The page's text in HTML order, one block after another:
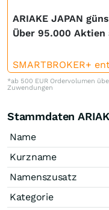
ARIAKE JAPAN
Über 95.000 Aktien
SMARTBROKER+
*ab 500 EUR Ordervolumen
Zuwendungen
Stammdaten
Name
Kurzname
Namenszusatz
Kategorie